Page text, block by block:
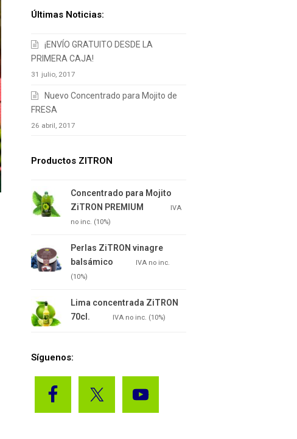
Últimas Noticias:
¡ENVÍO GRATUITO DESDE LA
PRIMERA CAJA!
31 julio, 2017
Nuevo Concentrado para Mojito de
FRESA
26 abril, 2017
Productos ZITRON
Concentrado para Mojito
ZiTRON PREMIUM
IVA
no inc. (10%)
Perlas ZiTRON vinagre
balsámico
IVA no inc.
(10%)
Lima concentrada ZiTRON
70cl.
IVA no inc. (10%)
Síguenos: